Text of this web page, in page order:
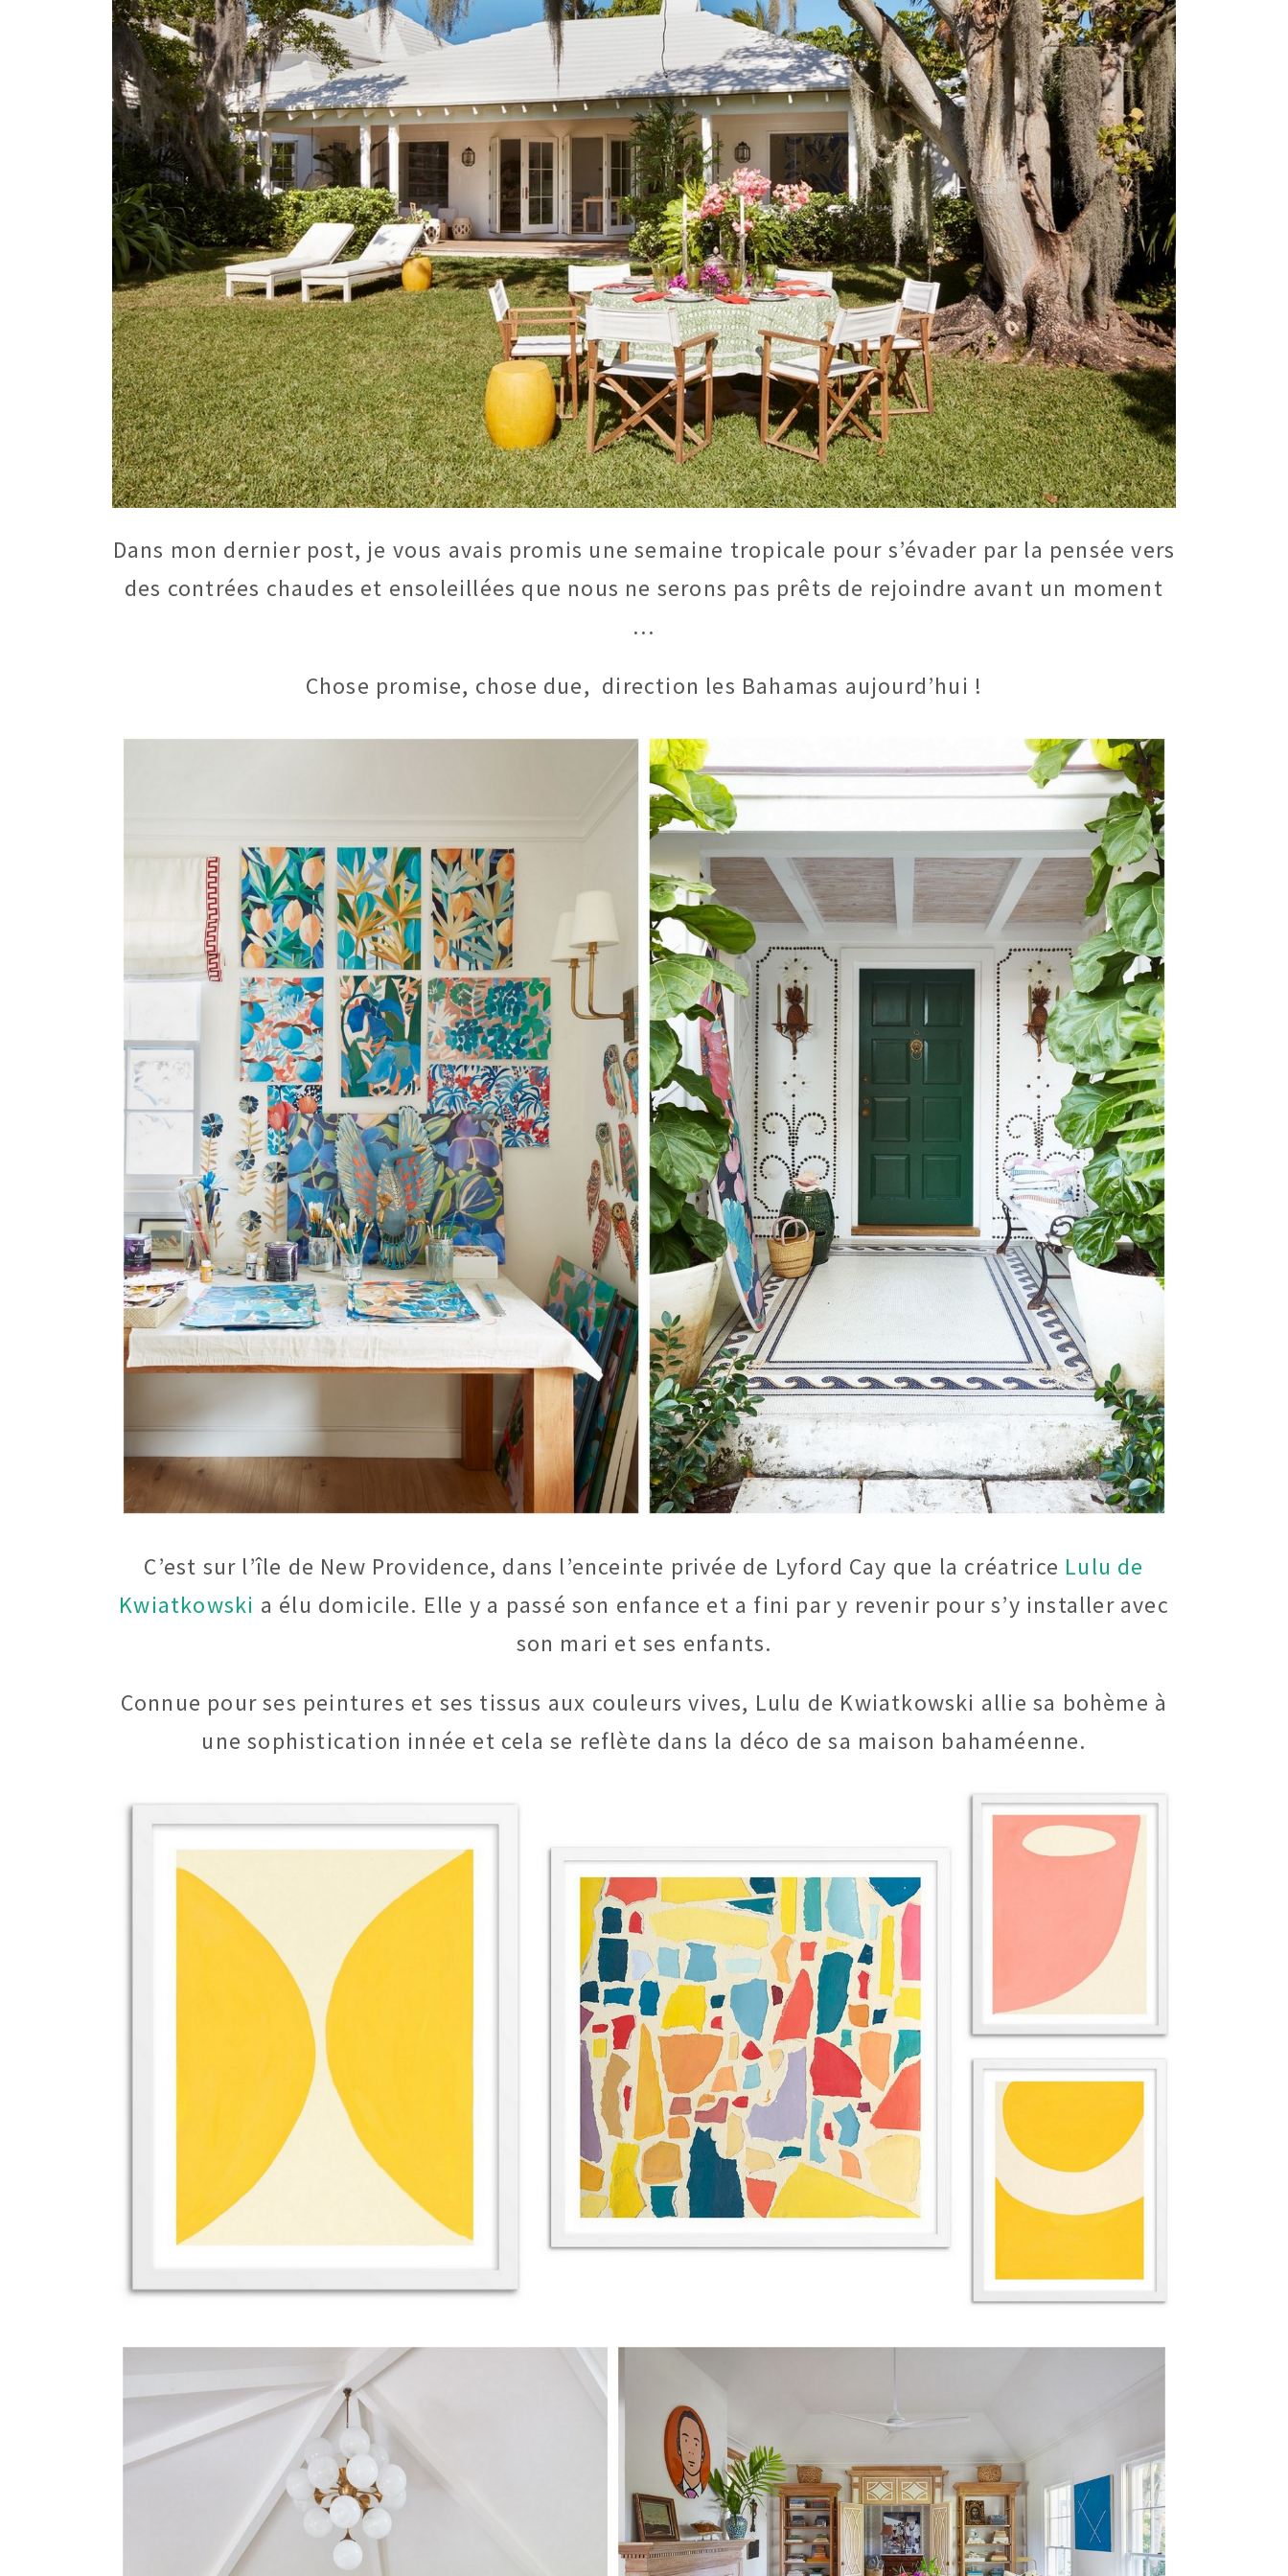
Dans mon dernier post, je vous avais promis une semaine tropicale pour s’évader par la pensée vers
des contrées chaudes et ensoleillées que nous ne serons pas prêts de rejoindre avant un moment
…
Chose promise, chose due, direction les Bahamas aujourd’hui !
C’est sur l’île de New Providence, dans l’enceinte privée de Lyford Cay que la créatrice Lulu de
Kwiatkowski a élu domicile. Elle y a passé son enfance et a fini par y revenir pour s’y installer avec
son mari et ses enfants.
Connue pour ses peintures et ses tissus aux couleurs vives, Lulu de Kwiatkowski allie sa bohème à
une sophistication innée et cela se reflète dans la déco de sa maison bahaméenne.